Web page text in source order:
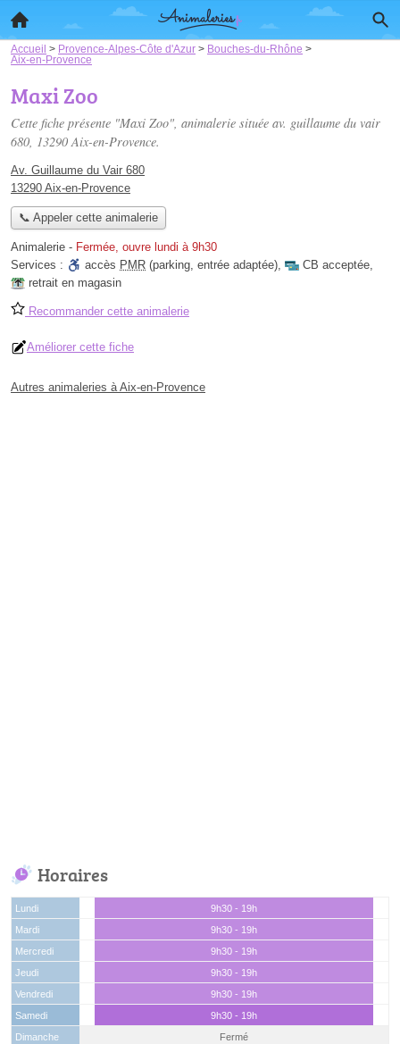
Accueil > Provence-Alpes-Côte d'Azur > Bouches-du-Rhône >
Aix-en-Provence
Maxi Zoo
Cette fiche présente "Maxi Zoo", animalerie située av. guillaume du vair
680, 13290 Aix-en-Provence.
Av. Guillaume du Vair 680
13290 Aix-en-Provence
📞 Appeler cette animalerie
Animalerie - Fermée, ouvre lundi à 9h30
Services :
accès PMR (parking, entrée adaptée), CB acceptée,
retrait en magasin
Recommander cette animalerie
Améliorer cette fiche
Autres animaleries à Aix-en-Provence
Horaires
Lundi
9h30 - 19h
Mardi
9h30 - 19h
Mercredi
9h30 - 19h
Jeudi
9h30 - 19h
Vendredi
9h30 - 19h
Samedi
9h30 - 19h
Dimanche
Fermé